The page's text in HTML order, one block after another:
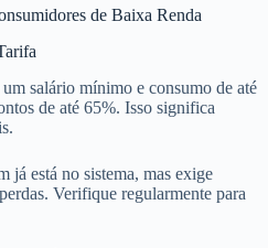
de Baixa Renda
salário mínimo e consumo de até
de até 65%. Isso significa
já está no sistema, mas exige
Verifique regularmente para